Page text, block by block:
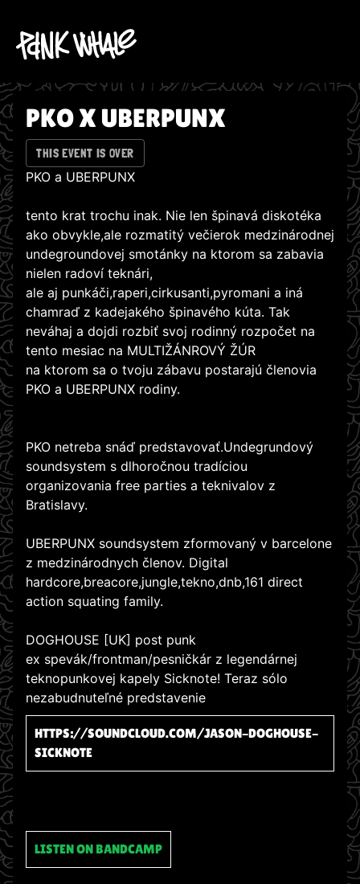
PKO X UBERPUNX
THIS EVENT IS OVER
PKO a UBERPUNX
tento krat trochu inak. Nie len špinavá diskotéka
ako obvykle,ale rozmatitý večierok medzinárodnej
undegroundovej smotánky na ktorom sa zabavia
nielen radoví teknári,
ale aj punkáči,raperi,cirkusanti,pyromani a iná
chamraď z kadejakého špinavého kúta. Tak
neváhaj a dojdi rozbiť svoj rodinný rozpočet na
tento mesiac na MULTIŽÁNROVÝ ŽÚR
na ktorom sa o tvoju zábavu postarajú členovia
PKO a UBERPUNX rodiny.
PKO netreba snáď predstavovať.Undegrundový
soundsystem s dlhoročnou tradíciou
organizovania free parties a teknivalov z
Bratislavy.
UBERPUNX soundsystem zformovaný v barcelone
z medzinárodnych členov. Digital
hardcore,breacore,jungle,tekno,dnb,161 direct
action squating family.
DOGHOUSE [UK] post punk
ex spevák/frontman/pesničkár z legendárnej
teknopunkovej kapely Sicknote! Teraz sólo
nezabudnuteľné predstavenie
HTTPS://SOUNDCLOUD.COM/JASON-DOGHOUSE-
SICKNOTE
LISTEN ON BANDCAMP